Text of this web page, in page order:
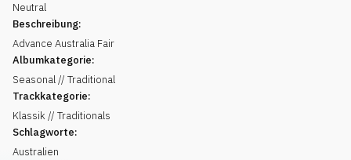
Neutral
Beschreibung:
Advance Australia Fair
Albumkategorie:
Seasonal // Traditional
Trackkategorie:
Klassik // Traditionals
Schlagworte:
Australien